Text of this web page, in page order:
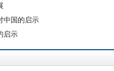
中国的启示
启示